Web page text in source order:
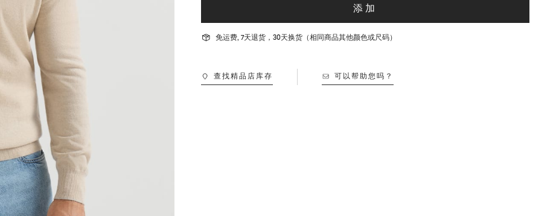
添加
免运费, 7天退货，30天换货（相同商品其他颜色或尺码）
查找精品店库存 可以帮助您吗？